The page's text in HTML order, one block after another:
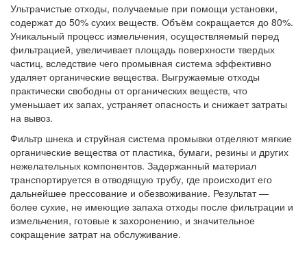
Ультрачистые отходы, получаемые при помощи установки,
содержат до 50% сухих веществ. Объём сокращается до 80%.
Уникальный процесс измельчения, осуществляемый перед
фильтрацией, увеличивает площадь поверхности твердых
частиц, вследствие чего промывная система эффективно
удаляет органические вещества. Выгружаемые отходы
практически свободны от органических веществ, что
уменьшает их запах, устраняет опасность и снижает затраты
на вывоз.
Фильтр шнека и струйная система промывки отделяют мягкие
органические вещества от пластика, бумаги, резины и других
нежелательных компонентов. Задержанный материал
транспортируется в отводящую трубу, где происходит его
дальнейшее прессование и обезвоживание. Результат —
более сухие, не имеющие запаха отходы после фильтрации и
измельчения, готовые к захоронению, и значительное
сокращение затрат на обслуживание.